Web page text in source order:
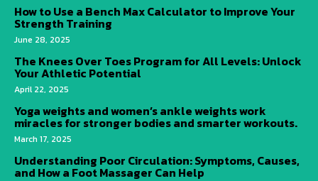
How to Use a Bench Max Calculator to Improve Your
Strength Training
June 28, 2025
The Knees Over Toes Program for All Levels: Unlock
Your Athletic Potential
April 22, 2025
Yoga weights and women’s ankle weights work
miracles for stronger bodies and smarter workouts.
March 17, 2025
Understanding Poor Circulation: Symptoms, Causes,
and How a Foot Massager Can Help